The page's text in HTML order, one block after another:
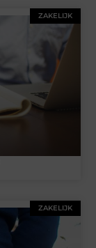
ZAKELIJK
ZAKELIJK